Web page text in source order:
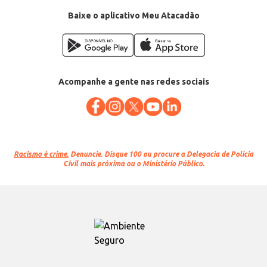
Baixe o aplicativo Meu Atacadão
Acompanhe a gente nas redes sociais
Racismo é crime. Denuncie. Disque 100 ou procure a Delegacia de Polícia
Civil mais próxima ou o Ministério Público.